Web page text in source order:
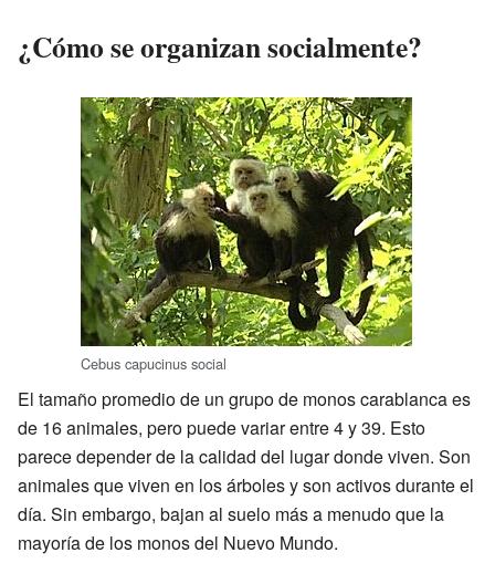
¿Cómo se organizan socialmente?
Cebus capucinus social
El tamaño promedio de un grupo de monos carablanca es
de 16 animales, pero puede variar entre 4 y 39. Esto
parece depender de la calidad del lugar donde viven. Son
animales que viven en los árboles y son activos durante el
día. Sin embargo, bajan al suelo más a menudo que la
mayoría de los monos del Nuevo Mundo.